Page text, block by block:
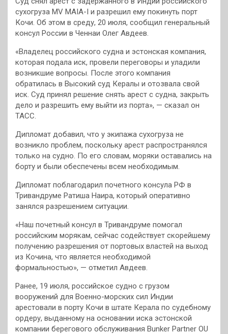
сухогруза MV MAIA-I и разрешил ему покинуть порт
Кочи. Об этом в среду, 20 июля, сообщил генеральный
консул России в Ченнаи Олег Авдеев.
«Владелец российского судна и эстонская компания,
которая подала иск, провели переговоры и уладили
возникшие вопросы. После этого компания
обратилась в Высокий суд Кералы и отозвала свой
иск. Суд принял решение снять арест с судна, закрыть
дело и разрешить ему выйти из порта», — сказал он
ТАСС.
Дипломат добавил, что у экипажа сухогруза не
возникло проблем, поскольку арест распространялся
только на судно. По его словам, моряки оставались на
борту и были обеспечены всем необходимым.
Дипломат поблагодарил почетного консула РФ в
Тривандруме Ратиша Наира, который оперативно
занялся разрешением ситуации.
«Наш почетный консул в Тривандруме помогал
российским морякам, сейчас содействует скорейшему
получению разрешения от портовых властей на выход
из Кочина, что является необходимой
формальностью», — отметил Авдеев.
Ранее, 19 июля, российское судно с грузом
вооружений для Военно-морских сил Индии
арестовали в порту Кочи в штате Керала по судебному
ордеру, выданному на основании иска эстонской
компании берегового обслуживания Bunker Partner OU